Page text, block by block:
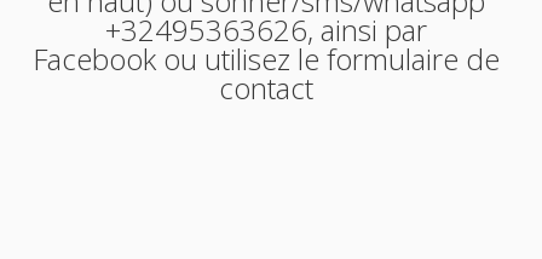
+32495363626, ainsi par
Facebookou utilisez le formulaire de
contact